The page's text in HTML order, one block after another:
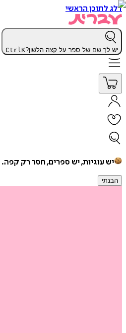
דלג לתוכן הראשי
יש לך שם של ספר על קצה הלשון? CtrlK
יש עוגיות, יש ספרים, חסר רק קפה.
הבנתי